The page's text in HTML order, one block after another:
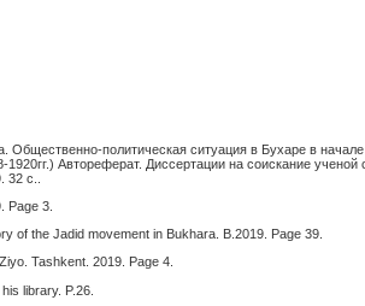
политическая ситуация в Бухаре в
1920гг.) Автореферат. Диссертации на соискание ученой
32 с..
Page 3.
of the Jadid movement in Bukhara. B.2019. Page 39.
Tashkent. 2019. Page 4.
library. P.26.